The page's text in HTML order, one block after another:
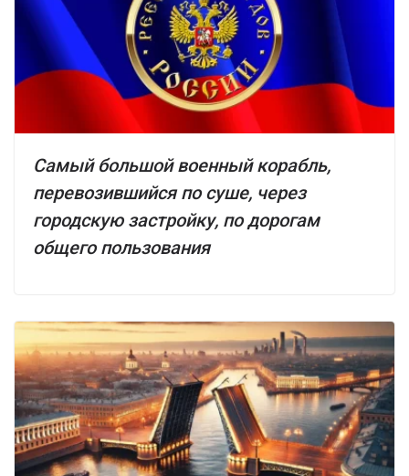
Самый большой военный корабль,
перевозившийся по суше, через
городскую застройку, по дорогам
общего пользования